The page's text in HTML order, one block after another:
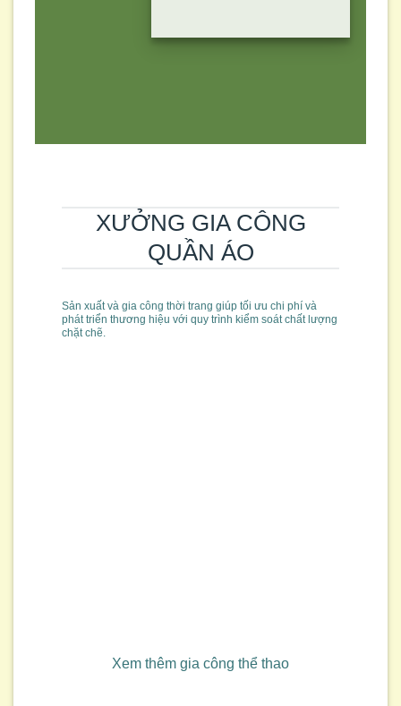
XƯỞNG GIA CÔNG
QUẦN ÁO
Sản xuất và gia công thời trang giúp tối ưu chi phí và
phát triển thương hiệu với quy trình kiểm soát chất lượng
chặt chẽ.
Xem thêm gia công thể thao